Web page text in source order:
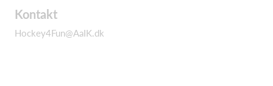
Kontakt
Hockey4Fun@AaIK.dk